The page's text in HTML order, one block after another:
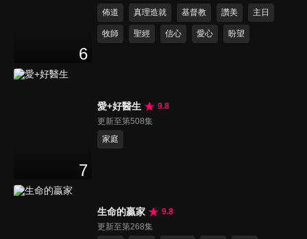
6
佈道
真理造就 基督教 讚美 主日
牧師 聖經 信心 愛心 盼望
7
愛+好醫生
9.8
更新至第508集
家庭
生命的贏家
9.8
更新至第268集